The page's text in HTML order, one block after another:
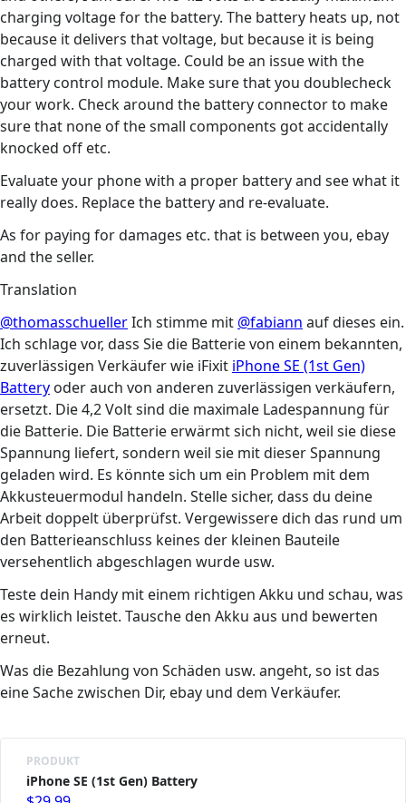
charging voltage for the battery. The battery heats up, not
because it delivers that voltage, but because it is being
charged with that voltage. Could be an issue with the
battery control module. Make sure that you doublecheck
your work. Check around the battery connector to make
sure that none of the small components got accidentally
knocked off etc.
Evaluate your phone with a proper battery and see what it
really does. Replace the battery and re-evaluate.
As for paying for damages etc. that is between you, ebay
and the seller.
Translation
@thomasschuellerIch stimme mit @fabiann auf dieses ein.
Ich schlage vor, dass Sie die Batterie von einem bekannten,
zuverlässigen Verkäufer wie iFixit iPhone SE (1st Gen)
Battery oder auch von anderen zuverlässigen verkäufern,
ersetzt. Die 4,2 Volt sind die maximale Ladespannung für
die Batterie. Die Batterie erwärmt sich nicht, weil sie diese
Spannung liefert, sondern weil sie mit dieser Spannung
geladen wird. Es könnte sich um ein Problem mit dem
Akkusteuermodul handeln. Stelle sicher, dass du deine
Arbeit doppelt überprüfst. Vergewissere dich das rund um
den Batterieanschluss keines der kleinen Bauteile
versehentlich abgeschlagen wurde usw.
Teste dein Handy mit einem richtigen Akku und schau, was
es wirklich leistet. Tausche den Akku aus und bewerten
erneut.
Was die Bezahlung von Schäden usw. angeht, so ist das
eine Sache zwischen Dir, ebay und dem Verkäufer.
PRODUKT
iPhone SE (1st Gen) Battery